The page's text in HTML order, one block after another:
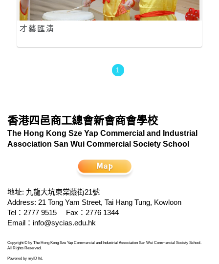
才藝匯演
1
香港四邑商工總會新會商會學校
The Hong Kong Sze Yap Commercial and Industrial
Association San Wui Commercial Society School
地址: 九龍大坑東棠蔭街21號
Address: 21 Tong Yam Street, Tai Hang Tung, Kowloon
Tel：2777 9515
Fax：2776 1344
Email： info@sycias.edu.hk
Copyright © by The Hong Kong Sze Yap Commercial and Industrial Association San Wui Commercial Society School.
All Rights Reserved.
Powered by myID ltd